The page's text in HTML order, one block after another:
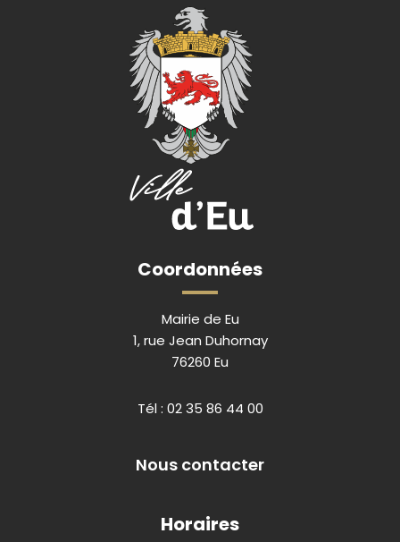
Coordonnées
Mairie de Eu
1, rue Jean Duhornay
76260 Eu
Tél : 02 35 86 44 00
Nous contacter
Horaires